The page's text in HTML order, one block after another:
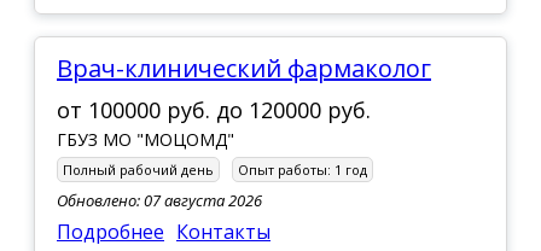
Врач-клинический фармаколог
от 100000 руб. до 120000 руб.
ГБУЗ МО "МОЦОМД"
Полный рабочий день Опыт работы: 1 год
Обновлено: 07 августа 2026
Подробнее Контакты